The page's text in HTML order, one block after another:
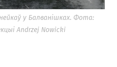
у Балванішках. Фота:
Andrzej Nowicki